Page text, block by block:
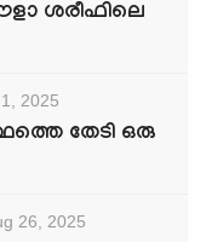
ശരീഫിലെ
2025
തേടി ഒരു
26, 2025